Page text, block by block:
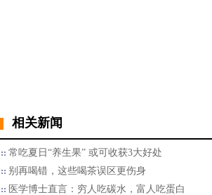
相关新闻
常吃夏日“养生果” 或可收获3大好处
别再喝错，这些喝茶误区更伤身
医学博士直言：穷人吃碳水，富人吃蛋白